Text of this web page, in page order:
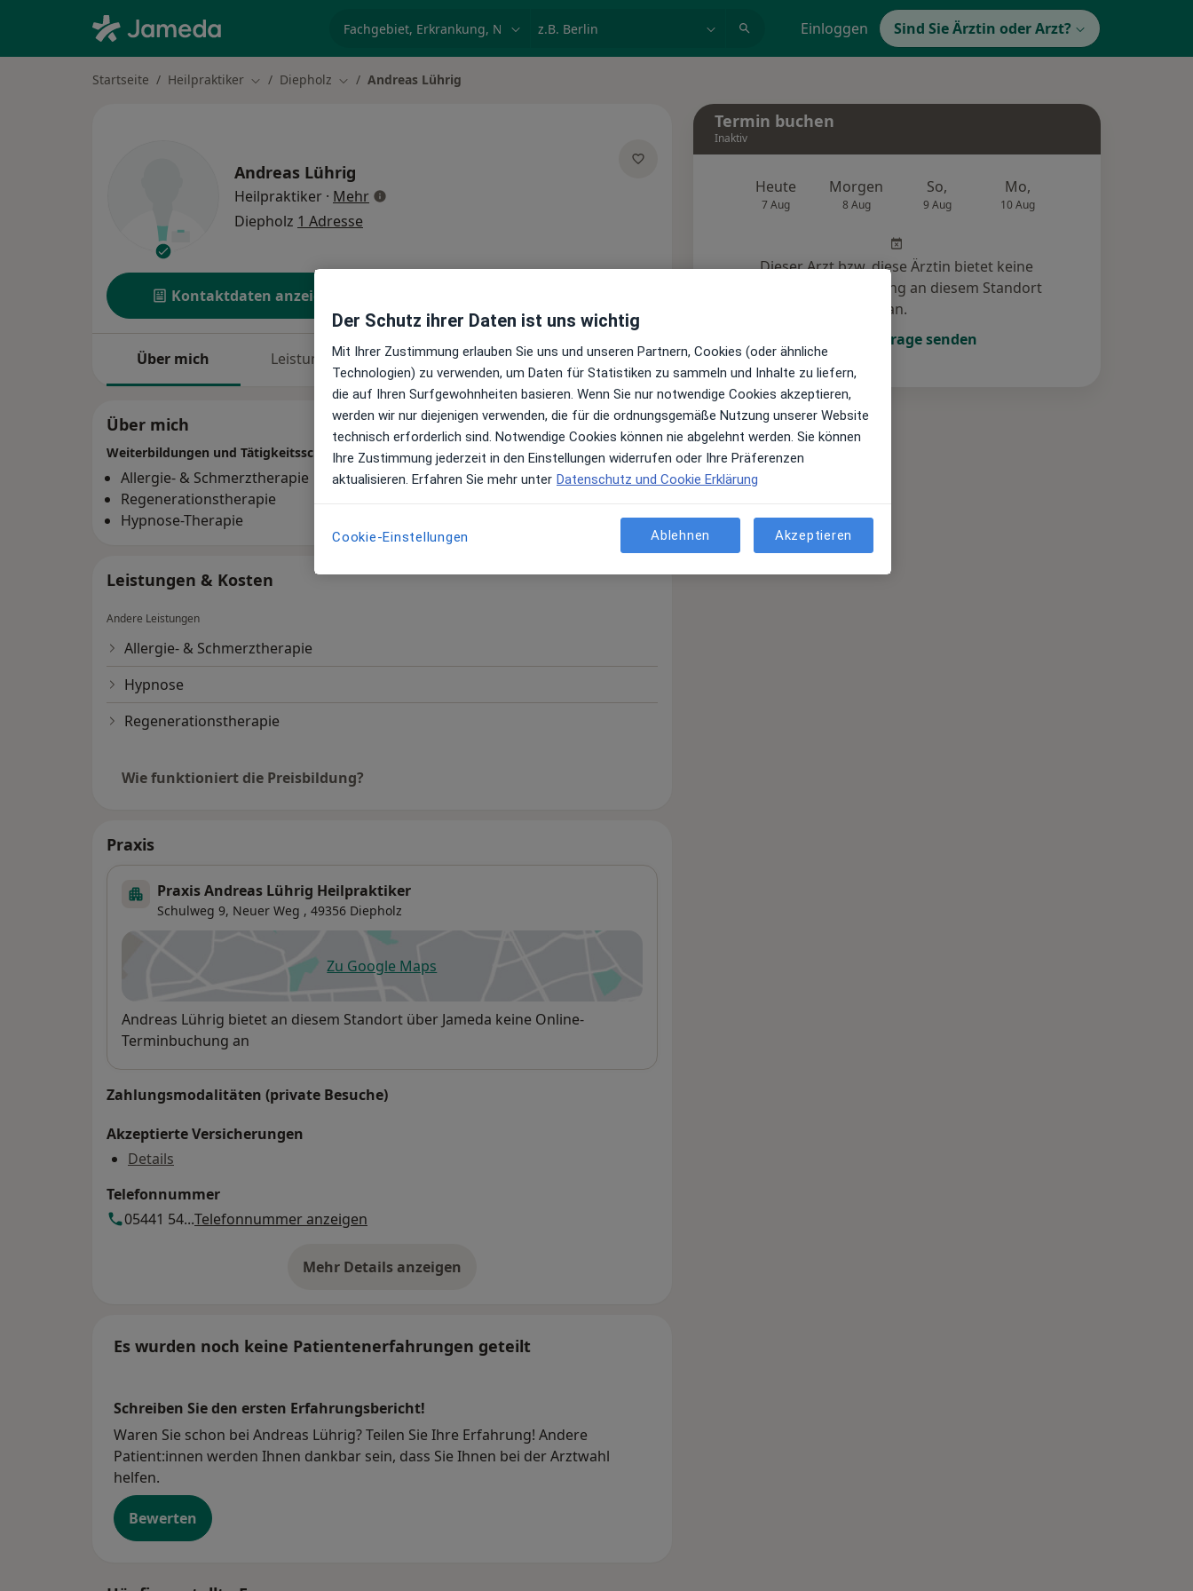
Einloggen Sind Sie Ärztin oder Arzt?
Startseite Heilpraktiker Stadt ändern
Diepholz Stadt ändern
Andreas Lührig
Andreas Lührig
Heilpraktiker · Mehrüber Spezialisierungen
Diepholz 1 Adresse
Kontaktdaten anzeigen
Über mich Leistungen Standorte Bewertungen
Über mich
Weiterbildungen und Tätigkeitsschwerpunkte
Allergie- & Schmerztherapie
Regenerationstherapie
Hypnose-Therapie
Leistungen & Kosten
Andere Leistungen
Allergie- & Schmerztherapie
Hypnose
Regenerationstherapie
Wie funktioniert die Preisbildung?
Praxis
Praxis Andreas Lührig Heilpraktiker
Schulweg 9, Neuer Weg , 49356 Diepholz
Zu Google Mapsöffnet in einer neuen Registerkarte
Verfügbarkeit
Andreas Lührig bietet an diesem Standort über Jameda keine Online-
Terminbuchung an
Zahlungsmodalitäten (private Besuche)
Akzeptierte Versicherungen
Details
Telefonnummer
05441 54...Telefonnummer anzeigen
Mehr Details anzeigen
über die Adresse
Es wurden noch keine Patientenerfahrungen geteilt
Schreiben Sie den ersten Erfahrungsbericht!
Waren Sie schon bei Andreas Lührig? Teilen Sie Ihre Erfahrung! Andere
Patient:innen werden Ihnen dankbar sein, dass Sie Ihnen bei der Arztwahl
helfen.
Bewerten
Termin buchen
Inaktiv
Heute
7 Aug
Morgen
8 Aug
So,
9 Aug
Mo,
10 Aug
Dieser Arzt bzw. diese Ärztin bietet keine
Online-Terminbuchung an diesem Standort
an.
Terminanfrage senden
Der Schutz ihrer Daten ist uns wichtig
Mit Ihrer Zustimmung erlauben Sie uns und unseren Partnern, Cookies (oder ähnliche
Technologien) zu verwenden, um Daten für Statistiken zu sammeln und Inhalte zu liefern,
die auf Ihren Surfgewohnheiten basieren. Wenn Sie nur notwendige Cookies akzeptieren,
werden wir nur diejenigen verwenden, die für die ordnungsgemäße Nutzung unserer Website
technisch erforderlich sind. Notwendige Cookies können nie abgelehnt werden. Sie können
Ihre Zustimmung jederzeit in den Einstellungen widerrufen oder Ihre Präferenzen
aktualisieren. Erfahren Sie mehr unter Datenschutz und Cookie Erklärung
Cookie-Einstellungen Ablehnen Akzeptieren